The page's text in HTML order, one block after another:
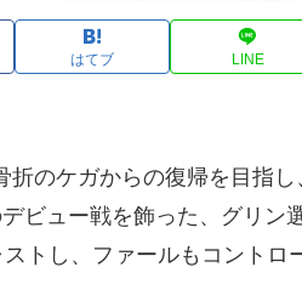
はてブ LINE
のケガからの復帰を目指
ビュー戦を飾った、グリン
トし、ファールもコントロ